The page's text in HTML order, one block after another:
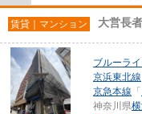
賃貸｜マンション 大営長
ブルーラ
京浜東北線
京急本線 「
神奈川県